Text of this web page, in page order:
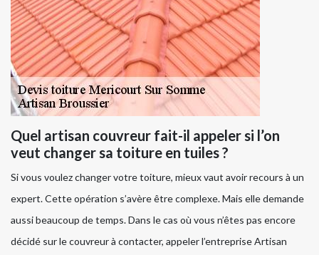
Quel artisan couvreur fait-il appeler si l’on
veut changer sa toiture en tuiles ?
Si vous voulez changer votre toiture, mieux vaut avoir recours à un
expert. Cette opération s’avère être complexe. Mais elle demande
aussi beaucoup de temps. Dans le cas où vous n’êtes pas encore
décidé sur le couvreur à contacter, appeler l’entreprise Artisan